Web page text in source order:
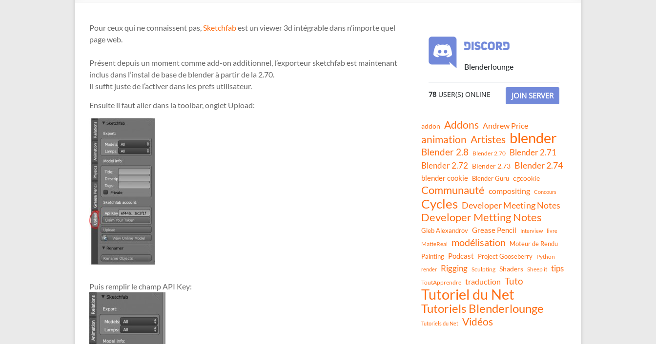
Pour ceux qui ne connaissent pas, Sketchfabest un viewer 3d intégrable dans n’importe quel
page web.
Présent depuis un moment comme add-on additionnel, l’exporteur sketchfab est maintenant
inclus dans l’instal de base de blender à partir de la 2.70.
Il suffit juste de l’activer dans les prefs utilisateur.
Ensuite il faut aller dans la toolbar, onglet Upload:
Puis remplir le champ API Key:
Blenderlounge
78USER(S) ONLINE JOIN SERVER
addon Addons Andrew Price
animation Artistes blender
Blender 2.8 Blender 2.70
Blender 2.71
Blender 2.72 Blender 2.73 Blender 2.74
blender cookie Blender Guru cgcookie
Communauté compositing Concours
Cycles Developer Meeting Notes
Developer Metting Notes
Gleb Alexandrov Grease Pencil Interview livre
MatteReal modélisation
Moteur de Rendu
Painting Podcast Project Gooseberry Python
render Rigging Sculpting Shaders Sheep it tips
ToutApprendre traduction Tuto
Tutoriel du Net
Tutoriels Blenderlounge
Tutoriels du Net Vidéos